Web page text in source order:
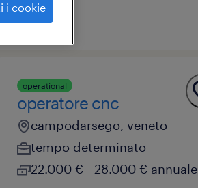
operational
operatore cnc
campodarsego, veneto
tempo determinato
22.000 € - 28.000 € annuale
i cookie